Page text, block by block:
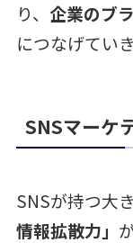
り、 企業のブ
につなげていき
SNSマーケ
SNSが持つ大
情報拡散力」